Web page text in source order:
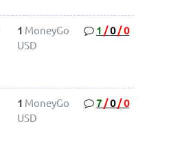
1 MoneyGo
USD
1 /0/0
1 MoneyGo
USD
7/0/0